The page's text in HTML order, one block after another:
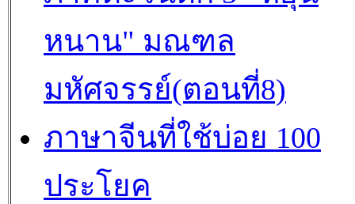
หนาน" มณฑล
มหัศจรรย์(ตอนที่8)
ภาษาจีนที่ใช้บ่อย 100
ประโยค